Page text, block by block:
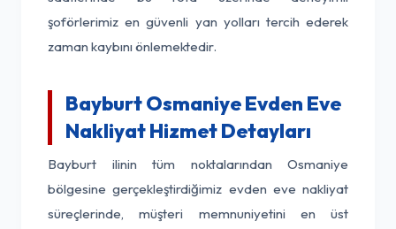
şoförlerimiz en güvenli yan yolları tercih ederek
zaman kaybını önlemektedir.
Bayburt Osmaniye Evden Eve
Nakliyat Hizmet Detayları
Bayburt ilinin tüm noktalarından Osmaniye
bölgesine gerçekleştirdiğimiz evden eve nakliyat
süreçlerinde, müşteri memnuniyetini en üst